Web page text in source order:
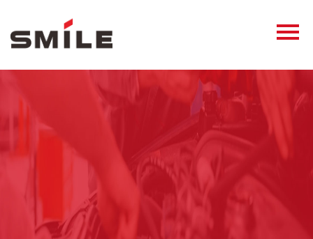
Продукция
О нас
Контакты